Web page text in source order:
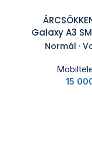
Galaxy A3
Normál ·
15